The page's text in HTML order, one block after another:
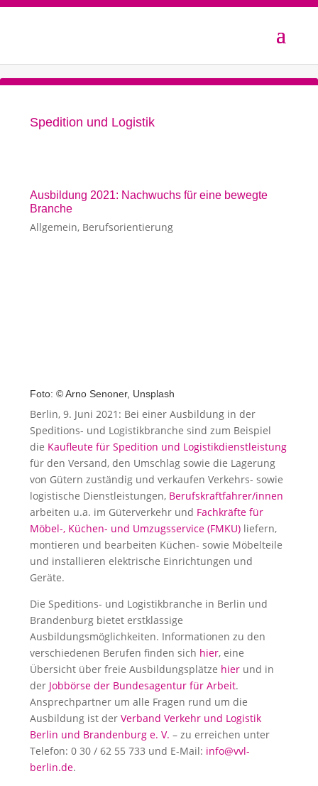
Spedition und Logistik
Ausbildung 2021: Nachwuchs für eine bewegte
Branche
Allgemein, Berufsorientierung
Foto: © Arno Senoner, Unsplash
Berlin, 9. Juni 2021: Bei einer Ausbildung in der
Speditions- und Logistikbranche sind zum Beispiel
die Kaufleute für Spedition und Logistikdienstleistung
für den Versand, den Umschlag sowie die Lagerung
von Gütern zuständig und verkaufen Verkehrs- sowie
logistische Dienstleistungen, Berufskraftfahrer/innen
arbeiten u.a. im Güterverkehr und Fachkräfte für
Möbel-, Küchen- und Umzugsservice (FMKU) liefern,
montieren und bearbeiten Küchen- sowie Möbelteile
und installieren elektrische Einrichtungen und
Geräte.
Die Speditions- und Logistikbranche in Berlin und
Brandenburg bietet erstklassige
Ausbildungsmöglichkeiten. Informationen zu den
verschiedenen Berufen finden sich hier, eine
Übersicht über freie Ausbildungsplätze hier und in
der Jobbörse der Bundesagentur für Arbeit.
Ansprechpartner um alle Fragen rund um die
Ausbildung ist der Verband Verkehr und Logistik
Berlin und Brandenburg e. V. – zu erreichen unter
Telefon: 0 30 / 62 55 733 und E-Mail: info@vvl-
berlin.de.